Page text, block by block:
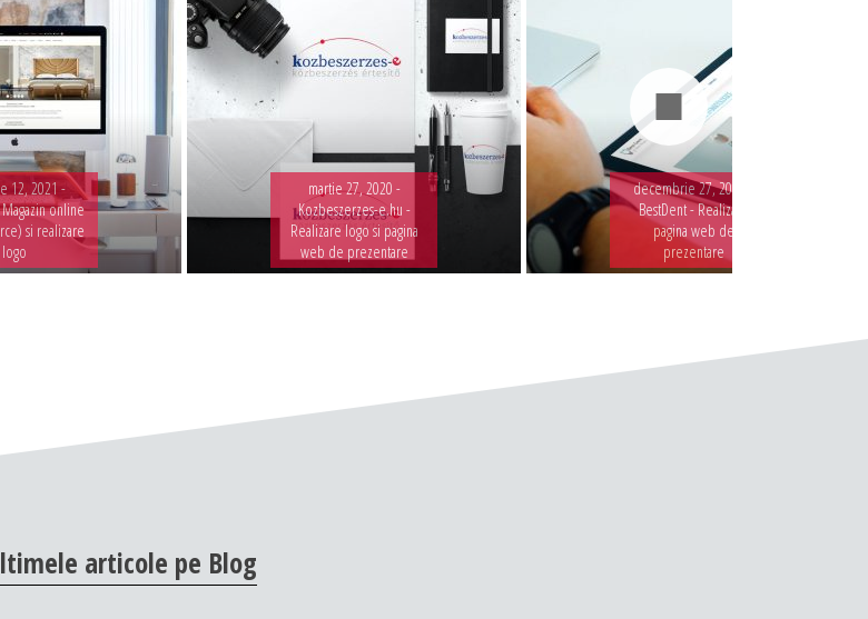
12, 2021 -
Magazin online
si realizare
logo
martie 27, 2020 -
Kozbeszerzes-e.hu -
Realizare logo si pagina
web de prezentare
decembrie 27, 2019 -
BestDent - Realizare
pagina web de
prezentare
articole pe Blog